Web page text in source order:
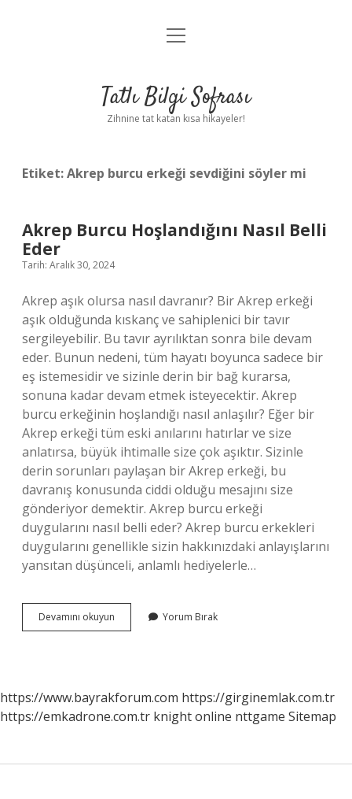
Anasayfa
Yasal Uyarı
menüyü
Tatlı Bilgi Sofrası
Zihnine tat katan kısa hikayeler!
Etiket:Akrep burcu erkeği sevdiğini söyler mi
Akrep Burcu Hoşlandığını Nasıl Belli
Eder
Tarih: Aralık 30, 2024
Akrep aşık olursa nasıl davranır? Bir Akrep erkeği
aşık olduğunda kıskanç ve sahiplenici bir tavır
sergileyebilir. Bu tavır ayrılıktan sonra bile devam
eder. Bunun nedeni, tüm hayatı boyunca sadece bir
eş istemesidir ve sizinle derin bir bağ kurarsa,
sonuna kadar devam etmek isteyecektir. Akrep
burcu erkeğinin hoşlandığı nasıl anlaşılır? Eğer bir
Akrep erkeği tüm eski anılarını hatırlar ve size
anlatırsa, büyük ihtimalle size çok aşıktır. Sizinle
derin sorunları paylaşan bir Akrep erkeği, bu
davranış konusunda ciddi olduğu mesajını size
gönderiyor demektir. Akrep burcu erkeği
duygularını nasıl belli eder? Akrep burcu erkekleri
duygularını genellikle sizin hakkınızdaki anlayışlarını
yansıtan düşünceli, anlamlı hediyelerle…
Devamını okuyun
Burcu
Yorum Bırak
https://www.bayrakforum.com https://girginemlak.com.tr
https://emkadrone.com.tr knight online nttgame Sitemap